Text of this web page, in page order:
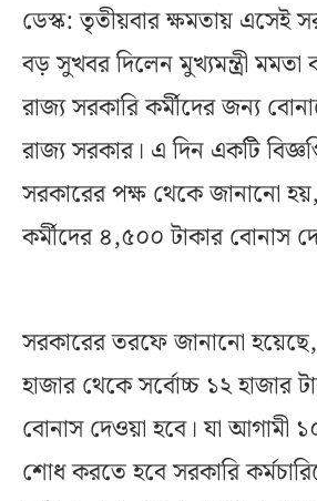
ডেস্ক: তৃতীয়বার ক্ষমতায় এসেই
বড় সুখবর দিলেন মুখ্যমন্ত্রী মমতা
রাজ্য সরকারি কর্মীদের জন্য
রাজ্য সরকার। এ দিন একটি
সরকারের পক্ষ থেকে জানানো
কর্মীদের ৪,৫০০ টাকার বোনাস
সরকারের তরফে জানানো হয়েছে,
হাজার থেকে সর্বোচ্চ ১২ হাজার
বোনাস দেওয়া হবে। যা আগামী
শোধ করতে হবে সরকারি